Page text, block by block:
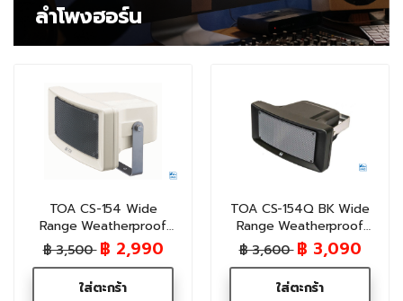
ลำโพงฮอร์น
TOA CS-154 Wide
Range Weatherproof
Speaker 15W
฿ 3,500 ฿ 2,990
ใส่ตะกร้า
TOA CS-154Q BK Wide
Range Weatherproof
Speaker 15W
฿ 3,600 ฿ 3,090
ใส่ตะกร้า